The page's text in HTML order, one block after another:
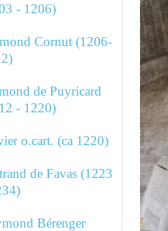
- 1206)
Cornut (1206-
de Puyricard
- 1220)
o.cart. (ca 1220)
de Favas (1223
Bérenger